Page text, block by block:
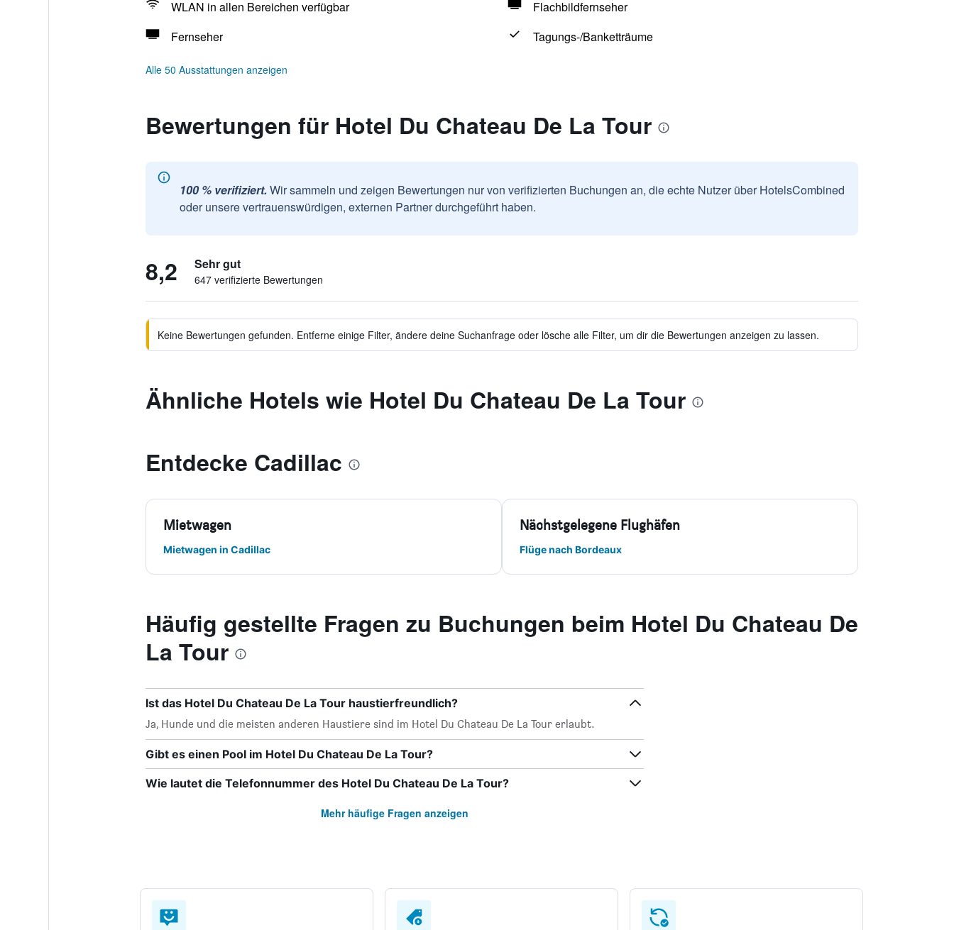
WLAN in allen Bereichen verfügbar
Flachbildfernseher
Fernseher
Tagungs-/Banketträume
Alle 50 Ausstattungen anzeigen
Bewertungen für Hotel Du Chateau De La Tour
100 % verifiziert. Wir sammeln und zeigen Bewertungen nur von verifizierten Buchungen an, die echte Nutzer über HotelsCombined
oder unsere vertrauenswürdigen, externen Partner durchgeführt haben.
8,2 Sehr gut
647 verifizierte Bewertungen
Keine Bewertungen gefunden. Entferne einige Filter, ändere deine Suchanfrage oder lösche alle Filter, um dir die Bewertungen anzeigen zu lassen.
Ähnliche Hotels wie Hotel Du Chateau De La Tour
Entdecke Cadillac
Mietwagen
Mietwagen in Cadillac
Nächstgelegene Flughäfen
Flüge nach Bordeaux
Häufig gestellte Fragen zu Buchungen beim Hotel Du Chateau De
La Tour
Ist das Hotel Du Chateau De La Tour haustierfreundlich?
Ja, Hunde und die meisten anderen Haustiere sind im Hotel Du Chateau De La Tour erlaubt.
Gibt es einen Pool im Hotel Du Chateau De La Tour?
Wie lautet die Telefonnummer des Hotel Du Chateau De La Tour?
Mehr häufige Fragen anzeigen